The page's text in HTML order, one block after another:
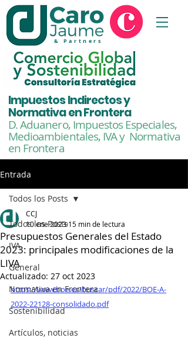
& Partners
Impuestos Indirectos y
Normativa en Frontera
D. Aduanero, Impuestos Especiales,
Medioambientales,IVA y Normativa
en Frontera
Entrada
Todos los Posts
IVA
General
Normativa en Frontera
Sostenibilidad
Artículos, noticias
Todos los Posts
Presupuestos Generales del Estado
2023: principales modificaciones de la
LIVA
CCJ
10 ene 2023 15 min de lectura
Actualizado: 27 oct 2023
https://www.boe.es/buscar/pdf/2022/BOE-A-
2022-22128-consolidado.pdf